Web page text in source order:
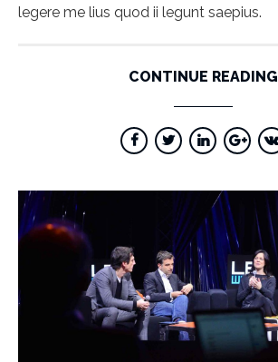
legere me lius quod ii legunt saepius.
CONTINUE READING